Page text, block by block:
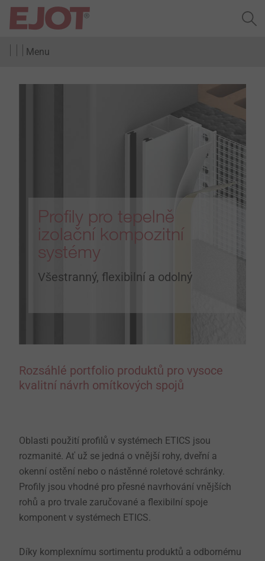
Menu
Profily pro tepelně
izolační kompozitní
systémy
Všestranný, flexibilní a odolný
Rozsáhlé portfolio produktů pro vysoce
kvalitní návrh omítkových spojů
Oblasti použití profilů v systémech ETICS jsou
rozmanité. Ať už se jedná o vnější rohy, dveřní a
okenní ostění nebo o nástěnné roletové schránky.
Profily jsou vhodné pro přesné navrhování vnějších
rohů a pro trvale zaručované a flexibilní spoje
komponent v systémech ETICS.
Díky komplexnímu sortimentu produktů a odbornému